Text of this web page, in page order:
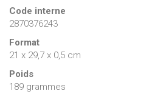
Code interne
2870376243
Format
21 x 29,7 x 0,5 cm
Poids
189 grammes